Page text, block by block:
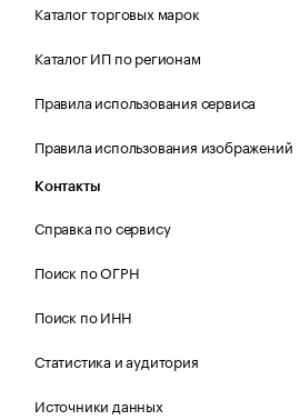
Каталог торговых марок
Каталог ИП по регионам
Правила использования сервиса
Правила использования изображений
Контакты
Справка по сервису
Поиск по ОГРН
Поиск по ИНН
Статистика и аудитория
Источники данных